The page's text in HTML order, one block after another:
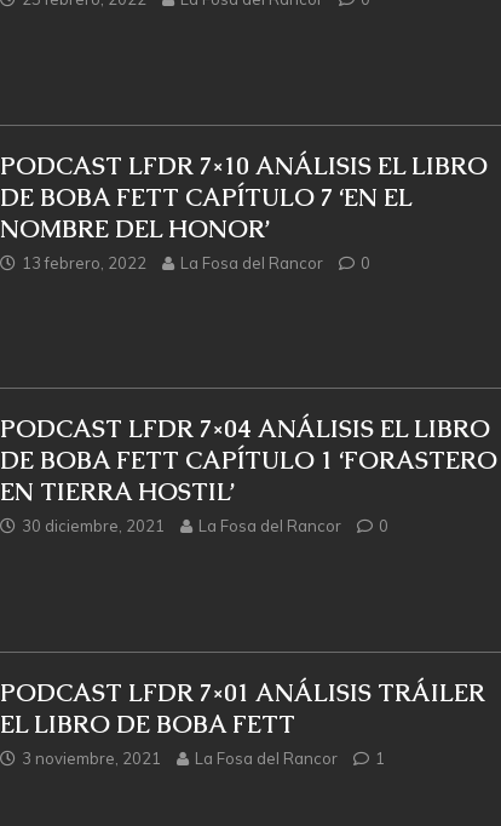
PODCAST LFDR 7×10 ANÁLISIS EL LIBRO
DE BOBA FETT CAPÍTULO 7 ‘EN EL
NOMBRE DEL HONOR’
13 febrero, 2022 La Fosa del Rancor 0
PODCAST LFDR 7×04 ANÁLISIS EL LIBRO
DE BOBA FETT CAPÍTULO 1 ‘FORASTERO
EN TIERRA HOSTIL’
30 diciembre, 2021 La Fosa del Rancor 0
PODCAST LFDR 7×01 ANÁLISIS TRÁILER
EL LIBRO DE BOBA FETT
3 noviembre, 2021 La Fosa del Rancor 1